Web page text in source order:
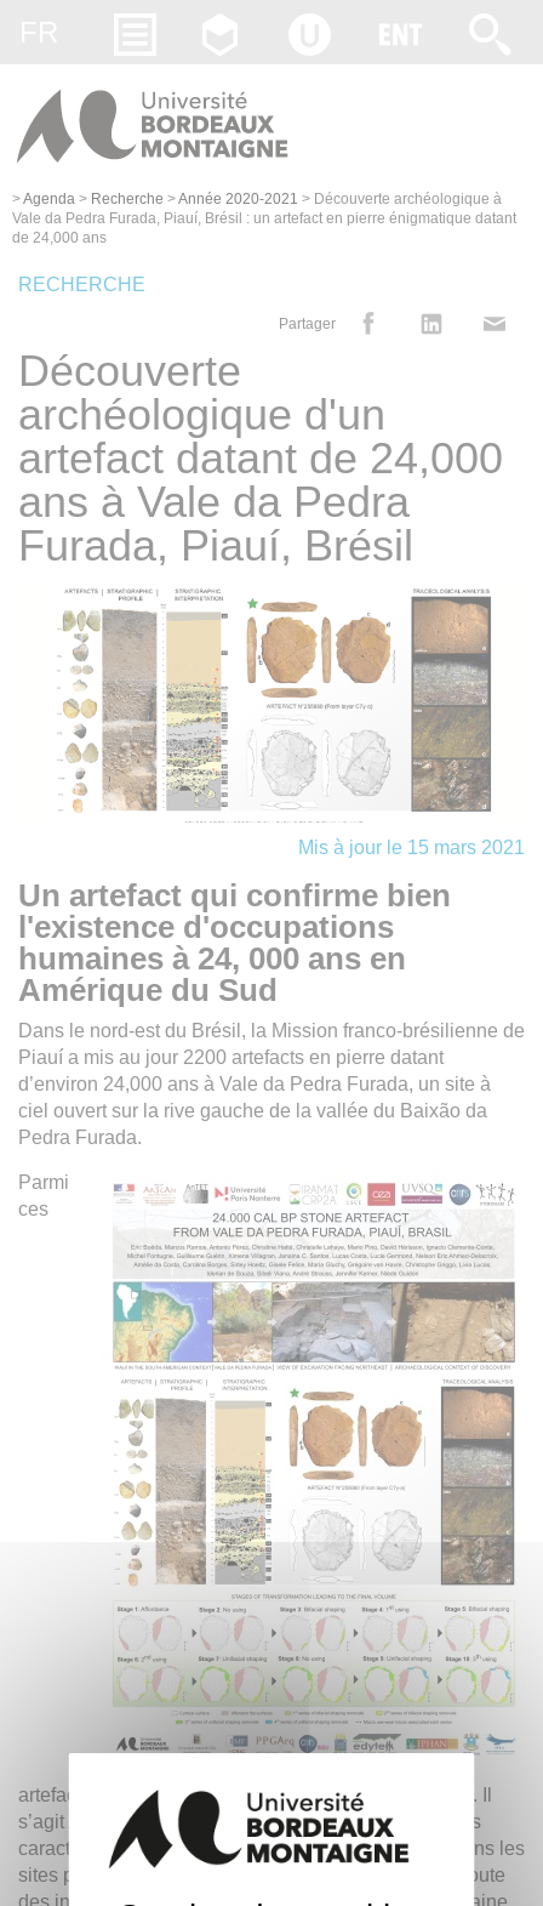
>Agenda > Recherche >Année 2020-2021 > Découverte archéologique à
Vale da Pedra Furada, Piauí, Brésil : un artefact en pierre énigmatique datant
de 24,000 ans
RECHERCHE
Partager
Découverte
archéologique d'un
artefact datant de 24,000
ans à Vale da Pedra
Furada, Piauí, Brésil
Mis à jour le 15 mars 2021
Un artefact qui confirme bien
l'existence d'occupations
humaines à 24, 000 ans en
Amérique du Sud
Dans le nord-est du Brésil, la Mission franco-brésilienne de
Piauí a mis au jour 2200 artefacts en pierre datant
d’environ 24,000 ans à Vale da Pedra Furada, un site à
ciel ouvert sur la rive gauche de la vallée du Baixão da
Pedra Furada.
Parmi
ces
artefacts, l’un d’eux est particulièrement exceptionnel. Il
s’agit d’une plaque d’arénite silteuse qui présente des
caractéristiques techniques jusqu’alors inconnues dans les
sites paléo-américains. Cette nouvelle découverte ajoute
des informations précieuses sur une occupation humaine